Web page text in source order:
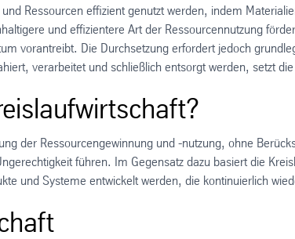
Ressourcen effizient genutzt werden, indem
und effizientere Art der Ressourcennutzung
vorantreibt. Die Durchsetzung erfordert jedoch
verarbeitet und schließlich entsorgt werden, setzt
der Ressourcengewinnung und -nutzung, ohne
führen. Im Gegensatz dazu basiert die
und Systeme entwickelt werden, die kontinuierlich